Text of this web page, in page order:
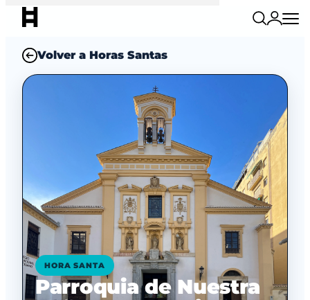
Volver a Horas Santas
HORA SANTA
Parroquia de Nuestra